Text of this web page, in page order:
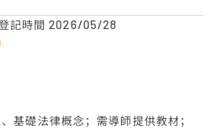
記時間2026/05/28
基礎法律概念；需導師提供教材；